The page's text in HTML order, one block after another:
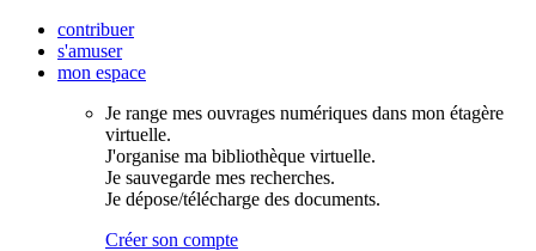
contribuer
s'amuser
mon espace
Je range mes ouvrages numériques dans mon étagère
virtuelle.
J'organise ma bibliothèque virtuelle.
Je sauvegarde mes recherches.
Je dépose/télécharge des documents.
Créer son compte